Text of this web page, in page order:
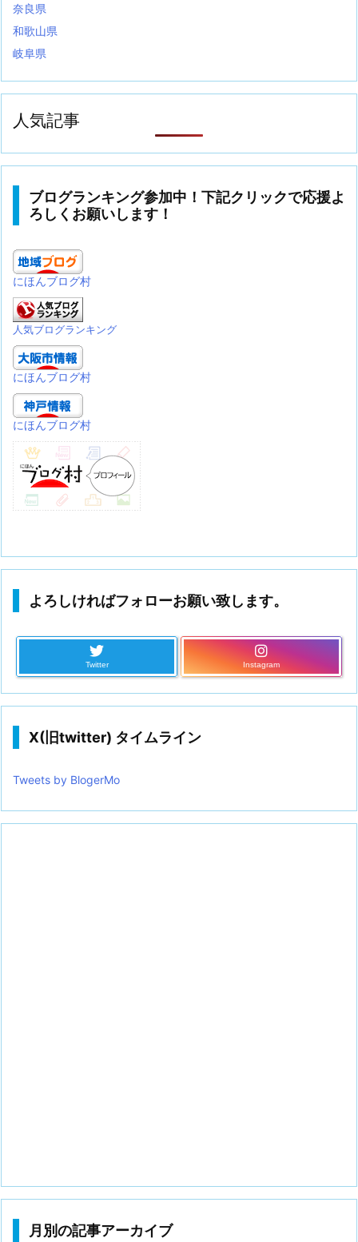
奈良県
和歌山県
岐阜県
人気記事
ブログランキング参加中！下記クリックで応援よ
ろしくお願いします！
にほんブログ村
人気ブログランキング
にほんブログ村
にほんブログ村
よろしければフォローお願い致します。
Twitter Instagram
X(旧twitter) タイムライン
Tweets by BlogerMo
月別の記事アーカイブ